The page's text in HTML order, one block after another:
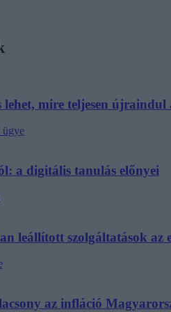
mire teljesen újraindul
a digitális tanulás előnyei
leállított szolgáltatások az
az infláció